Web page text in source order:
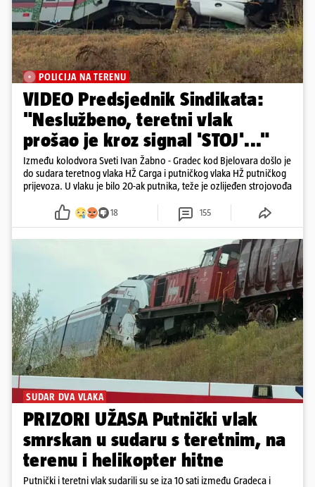
POLICIJA NA TERENU
VIDEO Predsjednik Sindikata:
"Neslužbeno, teretni vlak
prošao je kroz signal 'STOJ'..."
Između kolodvora Sveti Ivan Žabno - Gradec kod Bjelovara došlo je
do sudara teretnog vlaka HŽ Carga i putničkog vlaka HŽ putničkog
prijevoza. U vlaku je bilo 20-ak putnika, teže je ozlijeđen strojovođa
18 155
SUDAR DVA VLAKA
PRIZORI UŽASA Putnički vlak
smrskan u sudaru s teretnim, na
terenu i helikopter hitne
Putnički i teretni vlak sudarili su se iza 10 sati između Gradeca i